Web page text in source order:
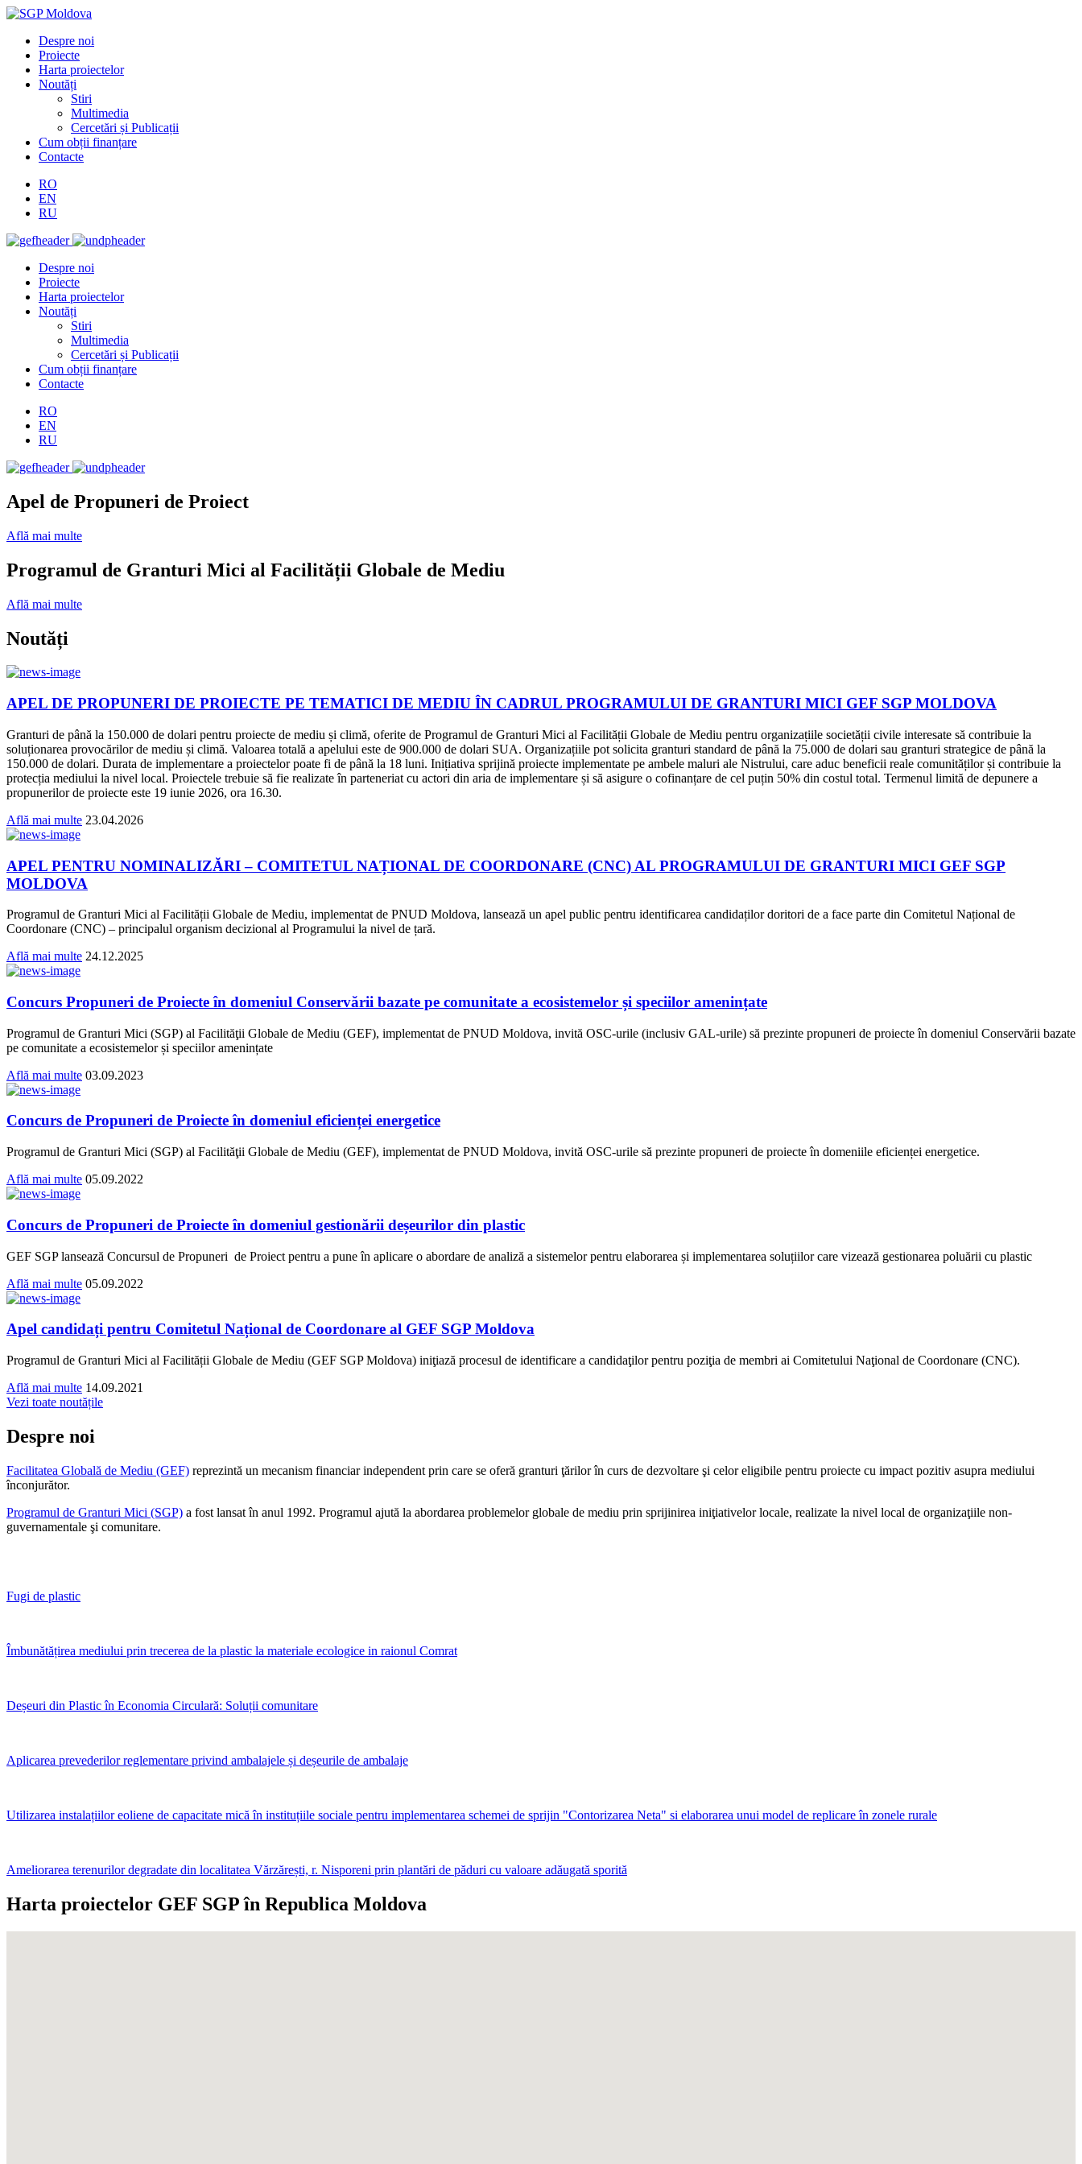
Despre noi
Proiecte
Harta proiectelor
Noutăți
Stiri
Multimedia
Cercetări și Publicații
Cum obții finanțare
Contacte
RO
EN
RU
Despre noi
Proiecte
Harta proiectelor
Noutăți
Stiri
Multimedia
Cercetări și Publicații
Cum obții finanțare
Contacte
RO
EN
RU
Apel de Propuneri de Proiect
Află mai multe
Programul de Granturi Mici al Facilității Globale de Mediu
Află mai multe
Noutăți
APEL DE PROPUNERI DE PROIECTE PE TEMATICI DE MEDIU ÎN CADRUL PROGRAMULUI DE GRANTURI MICI GEF SGP MOLDOVA
Granturi de până la 150.000 de dolari pentru proiecte de mediu și climă, oferite de Programul de Granturi Mici al Facilității Globale de Mediu pentru organizațiile societății civile interesate să contribuie la
soluționarea provocărilor de mediu și climă. Valoarea totală a apelului este de 900.000 de dolari SUA. Organizațiile pot solicita granturi standard de până la 75.000 de dolari sau granturi strategice de până la
150.000 de dolari. Durata de implementare a proiectelor poate fi de până la 18 luni. Inițiativa sprijină proiecte implementate pe ambele maluri ale Nistrului, care aduc beneficii reale comunităților și contribuie la
protecția mediului la nivel local. Proiectele trebuie să fie realizate în parteneriat cu actori din aria de implementare și să asigure o cofinanțare de cel puțin 50% din costul total. Termenul limită de depunere a
propunerilor de proiecte este 19 iunie 2026, ora 16.30.
Află mai multe 23.04.2026
APEL PENTRU NOMINALIZĂRI – COMITETUL NAȚIONAL DE COORDONARE (CNC) AL PROGRAMULUI DE GRANTURI MICI GEF SGP
MOLDOVA
Programul de Granturi Mici al Facilității Globale de Mediu, implementat de PNUD Moldova, lansează un apel public pentru identificarea candidaților doritori de a face parte din Comitetul Național de
Coordonare (CNC) – principalul organism decizional al Programului la nivel de țară.
Află mai multe 24.12.2025
Concurs Propuneri de Proiecte în domeniul Conservării bazate pe comunitate a ecosistemelor și speciilor amenințate
Programul de Granturi Mici (SGP) al Facilităţii Globale de Mediu (GEF), implementat de PNUD Moldova, invită OSC-urile (inclusiv GAL-urile) să prezinte propuneri de proiecte în domeniul Conservării bazate
pe comunitate a ecosistemelor și speciilor amenințate
Află mai multe 03.09.2023
Concurs de Propuneri de Proiecte în domeniul eficienței energetice
Programul de Granturi Mici (SGP) al Facilităţii Globale de Mediu (GEF), implementat de PNUD Moldova, invită OSC-urile să prezinte propuneri de proiecte în domeniile eficienței energetice.
Află mai multe 05.09.2022
Concurs de Propuneri de Proiecte în domeniul gestionării deșeurilor din plastic
GEF SGP lansează Concursul de Propuneri de Proiect pentru a pune în aplicare o abordare de analiză a sistemelor pentru elaborarea și implementarea soluțiilor care vizează gestionarea poluării cu plastic
Află mai multe 05.09.2022
Apel candidați pentru Comitetul Național de Coordonare al GEF SGP Moldova
Programul de Granturi Mici al Facilității Globale de Mediu (GEF SGP Moldova) iniţiază procesul de identificare a candidaţilor pentru poziţia de membri ai Comitetului Naţional de Coordonare (CNC).
Află mai multe 14.09.2021
Vezi toate noutățile
Despre noi
Facilitatea Globală de Mediu (GEF) reprezintă un mecanism financiar independent prin care se oferă granturi ţărilor în curs de dezvoltare şi celor eligibile pentru proiecte cu impact pozitiv asupra mediului
înconjurător.
Programul de Granturi Mici (SGP) a fost lansat în anul 1992. Programul ajută la abordarea problemelor globale de mediu prin sprijinirea iniţiativelor locale, realizate la nivel local de organizaţiile non-
guvernamentale şi comunitare.
Fugi de plastic
Îmbunătățirea mediului prin trecerea de la plastic la materiale ecologice in raionul Comrat
Deșeuri din Plastic în Economia Circulară: Soluții comunitare
Aplicarea prevederilor reglementare privind ambalajele și deșeurile de ambalaje
Utilizarea instalațiilor eoliene de capacitate mică în instituțiile sociale pentru implementarea schemei de sprijin "Contorizarea Neta" si elaborarea unui model de replicare în zonele rurale
Ameliorarea terenurilor degradate din localitatea Vărzărești, r. Nisporeni prin plantări de păduri cu valoare adăugată sporită
Harta proiectelor GEF SGP în Republica Moldova